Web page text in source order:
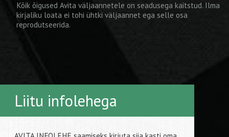
Kõik õigused Avita väljaannetele on seadusega kaitstud. Ilma
kirjaliku loata ei tohi ühtki väljaannet ega selle osa
reprodutseerida.
Liitu infolehega